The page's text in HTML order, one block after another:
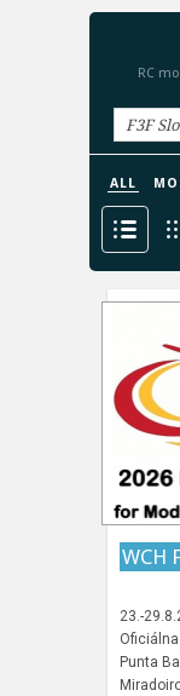
RC
ALL
WCH
23.-
Punta